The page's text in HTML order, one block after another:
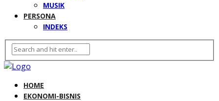
MUSIK
PERSONA
INDEKS
HOME
EKONOMI-BISNIS